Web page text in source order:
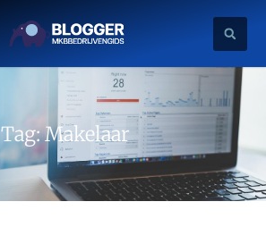
Tag: Makelaar